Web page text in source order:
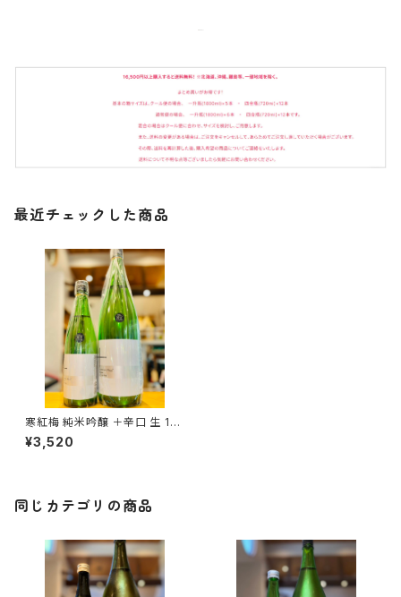
最近チェックした商品
寒紅梅 純米吟醸 ＋辛口 生 18
00ml１本（寒紅梅酒造・三重県
津市栗真中山町）
¥3,520
同じカテゴリの商品